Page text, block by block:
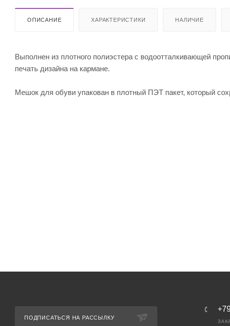
ОПИСАНИЕ ХАРАКТЕРИСТИКИ НАЛИЧИЕ
Выполнен из плотного полиэстера с водоотталкивающей
печать дизайна на кармане.
Мешок для обуви упакован в плотный ПЭТ пакет, который
ПОДПИСАТЬСЯ НА РАССЫЛКУ